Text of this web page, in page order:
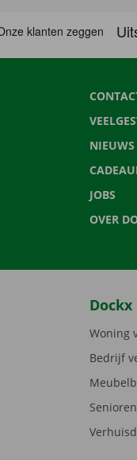
NIEUWS
JOBS
OVER
Woning
Bedrijf